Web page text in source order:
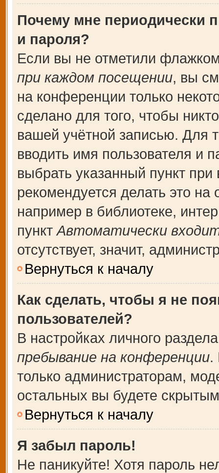
Почему мне периодически
и пароля?
Если вы не отметили
при каждом посещении, вы
на конференции только
сделано для того, чтобы
вашей учётной записью. Для
вводить имя пользователя и
выбрать указанный пункт
рекомендуется делать это
например в библиотеке,
пунктАвтоматически
отсутствует, значит,
Вернуться к началу
Как сделать, чтобы я не
пользователей?
В настройках личного
пребывание на конференции.
только администраторам,
остальных вы будете
Вернуться к началу
Я забыл пароль!
Не паникуйте! Хотя пароль